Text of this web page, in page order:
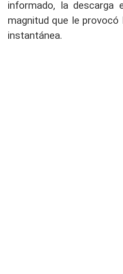
informado, la descarga
magnitud que le
instantánea.